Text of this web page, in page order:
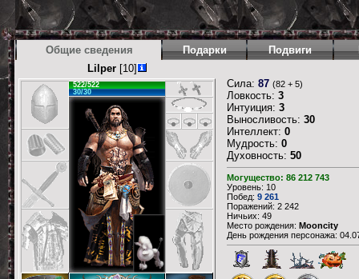
Общие сведения Подарки Подвиги
Lilper [10]
522/522
30/30
Сила: 87 (82 + 5)
Ловкость: 3
Интуиция: 3
Выносливость: 30
Интеллект: 0
Мудрость: 0
Духовность: 50
Могущество: 86 212 743
Уровень: 10
Побед: 9 261
Поражений: 2 242
Ничьих: 49
Место рождения: Mooncity
День рождения персонажа: